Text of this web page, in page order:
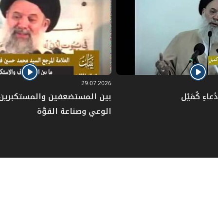
كُمَيْل
29.07.2026
بين المستضعفين
الوعي وصناعة القوَّة